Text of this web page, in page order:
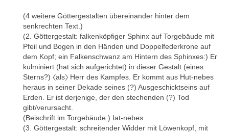
(4 weitere Göttergestalten übereinander hinter dem
senkrechten Text.)
(2. Göttergestalt: falkenköpfiger Sphinx auf Torgebäude mit
Pfeil und Bogen in den Händen und Doppelfederkrone auf
dem Kopf; ein Falkenschwanz am Hintern des Sphinxes:) Er
kulminiert (hat sich aufgerichtet) in dieser Gestalt (eines
Sterns?) 〈als〉 Herr des Kampfes. Er kommt aus Hut-nebes
heraus in seiner Dekade seines (?) Ausgeschicktseins auf
Erden. Er ist derjenige, der den stechenden (?) Tod
gibt/verursacht.
(Beischrift im Torgebäude:) Iat-nebes.
(3. Göttergestalt: schreitender Widder mit Löwenkopf, mit